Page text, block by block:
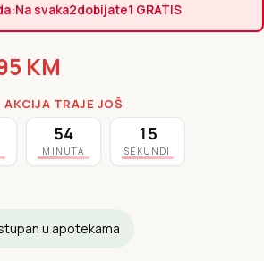
Na svaka2dobijate1 GRATIS
KM
AKCIJA TRAJE JOŠ
54
MINUTA
14
SEKUNDI
u apotekama